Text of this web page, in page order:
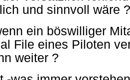
und sinnvoll wäre ?
ein böswilliger
File eines Piloten
weiter ?